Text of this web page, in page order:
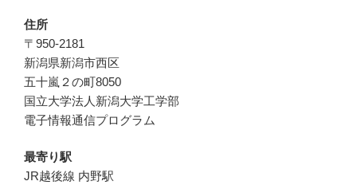
住所
〒950-2181
新潟県新潟市西区
五十嵐２の町8050
国立大学法人新潟大学工学部
電子情報通信プログラム
最寄り駅
JR越後線 内野駅